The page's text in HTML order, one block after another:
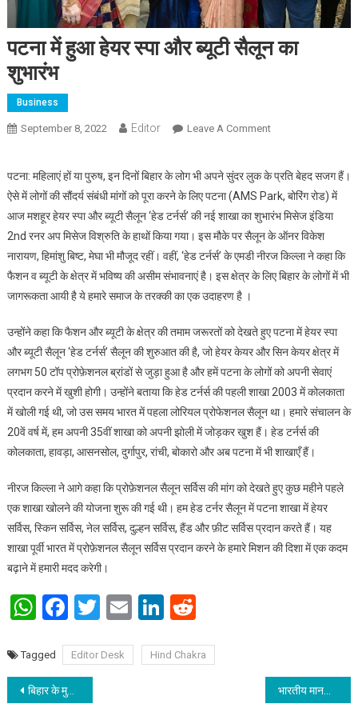
पटना में हुआ हेयर स्पा और ब्यूटी सैलून का
शुभारंभ
Business
September 8, 2022 Editor Leave A CommentOn पटना में हुआ हेयर
पटना: महिलाएं हों या पुरुष, इन दिनों बिहार के लोग भी अपने सुंदर लुक के प्रति बेहद सजग हैं।
ऐसे में लोगों की सौंदर्य संबंधी मांगों को पूरा करने के लिए पटना (AMS Park, बोरिंग रोड) में
आज मशहूर हेयर स्पा और ब्यूटी सैलून ‘हेड टर्नर्स’ की नई शाखा का शुभारंभ मिसेज इंडिया
2nd रनर अप मिसेज विश्रुति के हाथों किया गया। इस मौके पर सैलून के ऑनर विकेश
नारायण, हिमांशु बिष्ट, मेघा भी मौजूद रहीं। वहीं, ‘हेड टर्नर्स’ के एमडी नीरज किल्ला ने कहा कि
फैशन व ब्यूटी के क्षेत्र में भविष्य की असीम संभावनाएं है। इस क्षेत्र के लिए बिहार के लोगों में भी
जागरूकता आयी है ये हमारे समाज के तरक्की का एक उदाहरण है ।
उन्होंने कहा कि फैशन और ब्यूटी के क्षेत्र की तमाम जरूरतों को देखते हुए पटना में हेयर स्पा
और ब्यूटी सैलून ‘हेड टर्नर्स’ सैलून की शुरुआत की है, जो हेयर केयर और सिन केयर क्षेत्र में
लगभग 50 टॉप प्रोफ़ेशनल ब्रांडों से जुड़ा हुआ है और हमें पटना के लोगों को अपनी सेवाएं
प्रदान करने में खुशी होगी। उन्होंने बताया कि हेड टर्नर्स की पहली शाखा 2003 में कोलकाता
में खोली गई थी, जो उस समय भारत में पहला लोरियल प्रोफेशनल सैलून था। हमारे संचालन के
20वें वर्ष में, हम अपनी 35वीं शाखा को अपनी झोली में जोड़कर खुश हैं। हेड टर्नर्स की
कोलकाता, हावड़ा, आसनसोल, दुर्गापुर, रांची, बोकारो और अब पटना में भी शाखाएँ हैं।
नीरज किल्ला ने आगे कहा कि प्रोफ़ेशनल सैलून सर्विस की मांग को देखते हुए कुछ महीने पहले
एक शाखा खोलने की योजना शुरू की गई थी। हम हेड टर्नर सैलून में पटना शाखा में हेयर
सर्विस, स्किन सर्विस, नेल सर्विस, दुल्हन सर्विस, हैंड और फ़ीट सर्विस प्रदान करते हैं। यह
शाखा पूर्वी भारत में प्रोफ़ेशनल सैलून सर्विस प्रदान करने के हमारे मिशन की दिशा में एक कदम
बढ़ाने में हमारी मदद करेगी।
WhatsApp
Facebook
Twitter
EmailLinkedIn
Reddit
Tagged Editor Desk Hind Chakra
Post navigation
बिहार के मुख्यमंत्री अपने को पीएम कैंडिडेट नहीं मानने के बावजूद भी केन्द्र सरकार के खिलाफ महागठवंधन को एकजुट करने में लगे हैं भारतीय मानक ब्‍यूरो ने लखीसराय में बालिका इंटर स्‍कूल में स्‍टैंडर्ड क्‍लब का किया उदघाटन